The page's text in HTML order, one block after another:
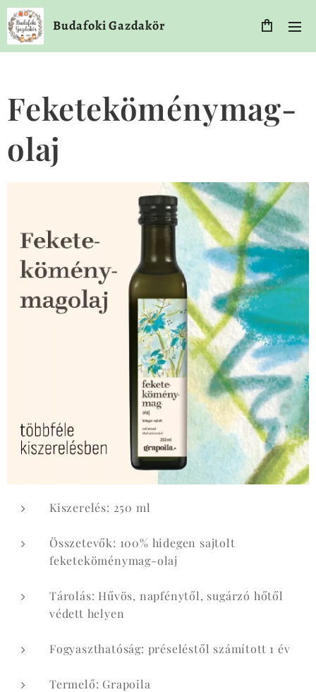
Budafoki Gazdakör
Feketeköménymag-
olaj
Kiszerelés: 250 ml
Összetevők: 100% hidegen sajtolt
feketeköménymag-olaj
Tárolás: Hűvös, napfénytől, sugárzó hőtől
védett helyen
Fogyaszthatóság: préseléstől számított 1 év
Termelő: Grapoila